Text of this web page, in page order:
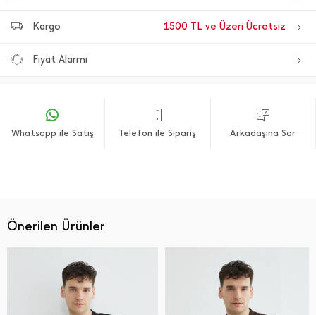
Kargo 1500 TL ve Üzeri Ücretsiz
Fiyat Alarmı
Whatsapp ile Satış Telefon ile Sipariş Arkadaşına Sor
Önerilen Ürünler